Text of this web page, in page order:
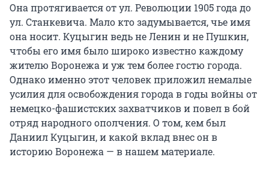
Она протягивается от ул. Революции 1905 года до
ул. Станкевича. Мало кто задумывается, чье имя
она носит. Куцыгин ведь не Ленин и не Пушкин,
чтобы его имя было широко известно каждому
жителю Воронежа и уж тем более гостю города.
Однако именно этот человек приложил немалые
усилия для освобождения города в годы войны от
немецко-фашистских захватчиков и повел в бой
отряд народного ополчения. О том, кем был
Даниил Куцыгин, и какой вклад внес он в
историю Воронежа — в нашем материале.